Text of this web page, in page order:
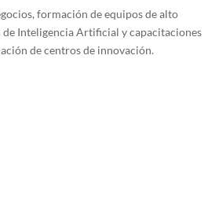
formación de equipos de alto
Inteligencia Artificial y capacitaciones
de centros de innovación.